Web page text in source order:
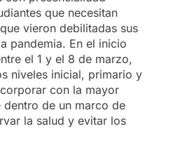
que necesitan
vieron debilitadas sus
pandemia. En el inicio
el 1 y el 8 de marzo,
niveles inicial, primario y
con la mayor
de un marco de
la salud y evitar los